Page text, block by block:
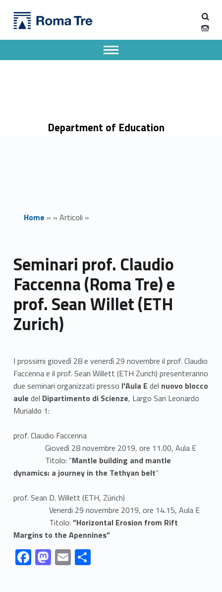
Seminari prof. Claudio Faccenna (Roma Tre) e prof. Sean Willet (ETH Zurich) - Dipartimento di Scienze della Formazione
Dipartimento di Scienze della Formazione dell'Università degli Studi Roma Tre
Department of Education
Apri il menu secondario
Header info sidebar
Home » » Articoli »
Seminari prof. Claudio
Faccenna (Roma Tre) e
prof. Sean Willet (ETH
Zurich)
I prossimi giovedì 28 e venerdì 29 novembre il prof. Claudio
Faccenna e il prof. Sean Willett (ETH Zurich) presenteranno
due seminari organizzati presso l'Aula E del nuovo blocco
aule del Dipartimento di Scienze, Largo San Leonardo
Murialdo 1:
prof. Claudio Faccenna
Giovedì 28 novembre 2019, ore 11.00, Aula E
Titolo: “Mantle building and mantle
dynamics: a journey in the Tethyan belt”
prof. Sean D. Willett (ETH, Zürich)
Venerdi 29 novembre 2019, ore 14.15, Aula E
Titolo: “Horizontal Erosion from Rift
Margins to the Apennines”
Link identifier #identifier__102246-1
F
ac
Link identifier #identifier__11756-2 M
as
Link identifier #identifier__170482-3 E
m
Link identifier #identifier__122798-4 S